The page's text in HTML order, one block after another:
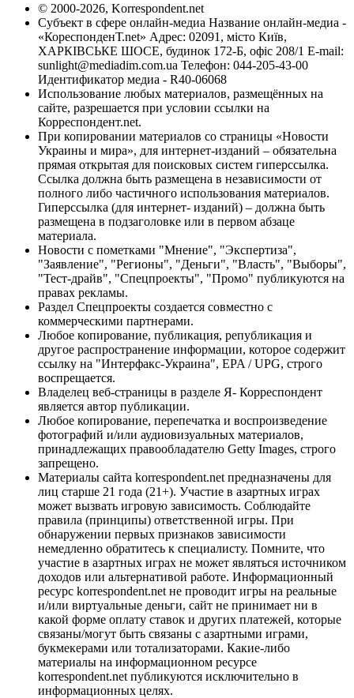
© 2000-2026, Korrespondent.net
Субъект в сфере онлайн-медиа Название онлайн-медиа -
«КореспонденТ.net» Адрес: 02091, місто Київ,
ХАРКІВСЬКЕ ШОСЕ, будинок 172-Б, офіс 208/1 E-mail:
sunlight@mediadim.com.ua Телефон: 044-205-43-00
Идентификатор медиа - R40-06068
Использование любых материалов, размещённых на
сайте, разрешается при условии ссылки на
Корреспондент.net.
При копировании материалов со страницы «Новости
Украины и мира», для интернет-изданий – обязательна
прямая открытая для поисковых систем гиперссылка.
Ссылка должна быть размещена в независимости от
полного либо частичного использования материалов.
Гиперссылка (для интернет- изданий) – должна быть
размещена в подзаголовке или в первом абзаце
материала.
Новости с пометками "Мнение", "Экспертиза",
"Заявление", "Регионы", "Деньги", "Власть", "Выборы",
"Тест-драйв", "Спецпроекты", "Промо" публикуются на
правах рекламы.
Раздел Спецпроекты создается совместно с
коммерческими партнерами.
Любое копирование, публикация, републикация и
другое распространение информации, которое содержит
ссылку на "Интерфакс-Украина", EPA / UPG, строго
воспрещается.
Владелец веб-страницы в разделе Я- Корреспондент
является автор публикации.
Любое копирование, перепечатка и воспроизведение
фотографий и/или аудиовизуальных материалов,
принадлежащих правообладателю Getty Images, строго
запрещено.
Материалы сайта korrespondent.net предназначены для
лиц старше 21 года (21+). Участие в азартных играх
может вызвать игровую зависимость. Соблюдайте
правила (принципы) ответственной игры. При
обнаружении первых признаков зависимости
немедленно обратитесь к специалисту. Помните, что
участие в азартных играх не может являться источником
доходов или альтернативой работе. Информационный
ресурс korrespondent.net не проводит игры на реальные
и/или виртуальные деньги, сайт не принимает ни в
какой форме оплату ставок и других платежей, которые
связаны/могут быть связаны с азартными играми,
букмекерами или тотализаторами. Какие-либо
материалы на информационном ресурсе
korrespondent.net публикуются исключительно в
информационных целях.